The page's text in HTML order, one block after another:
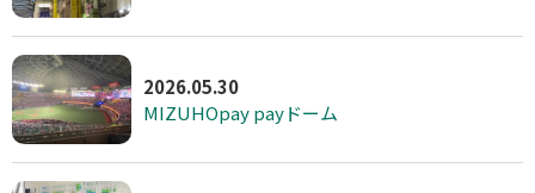
2026.05.30
MIZUHOpay payドーム